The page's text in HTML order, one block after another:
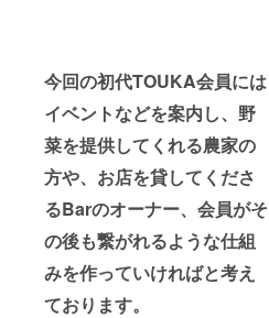
今回の初代TOUKA会員には
イベントなどを案内し、野
菜を提供してくれる農家の
方や、お店を貸してくださ
るBarのオーナー、会員がそ
の後も繋がれるような仕組
みを作っていければと考え
ております。